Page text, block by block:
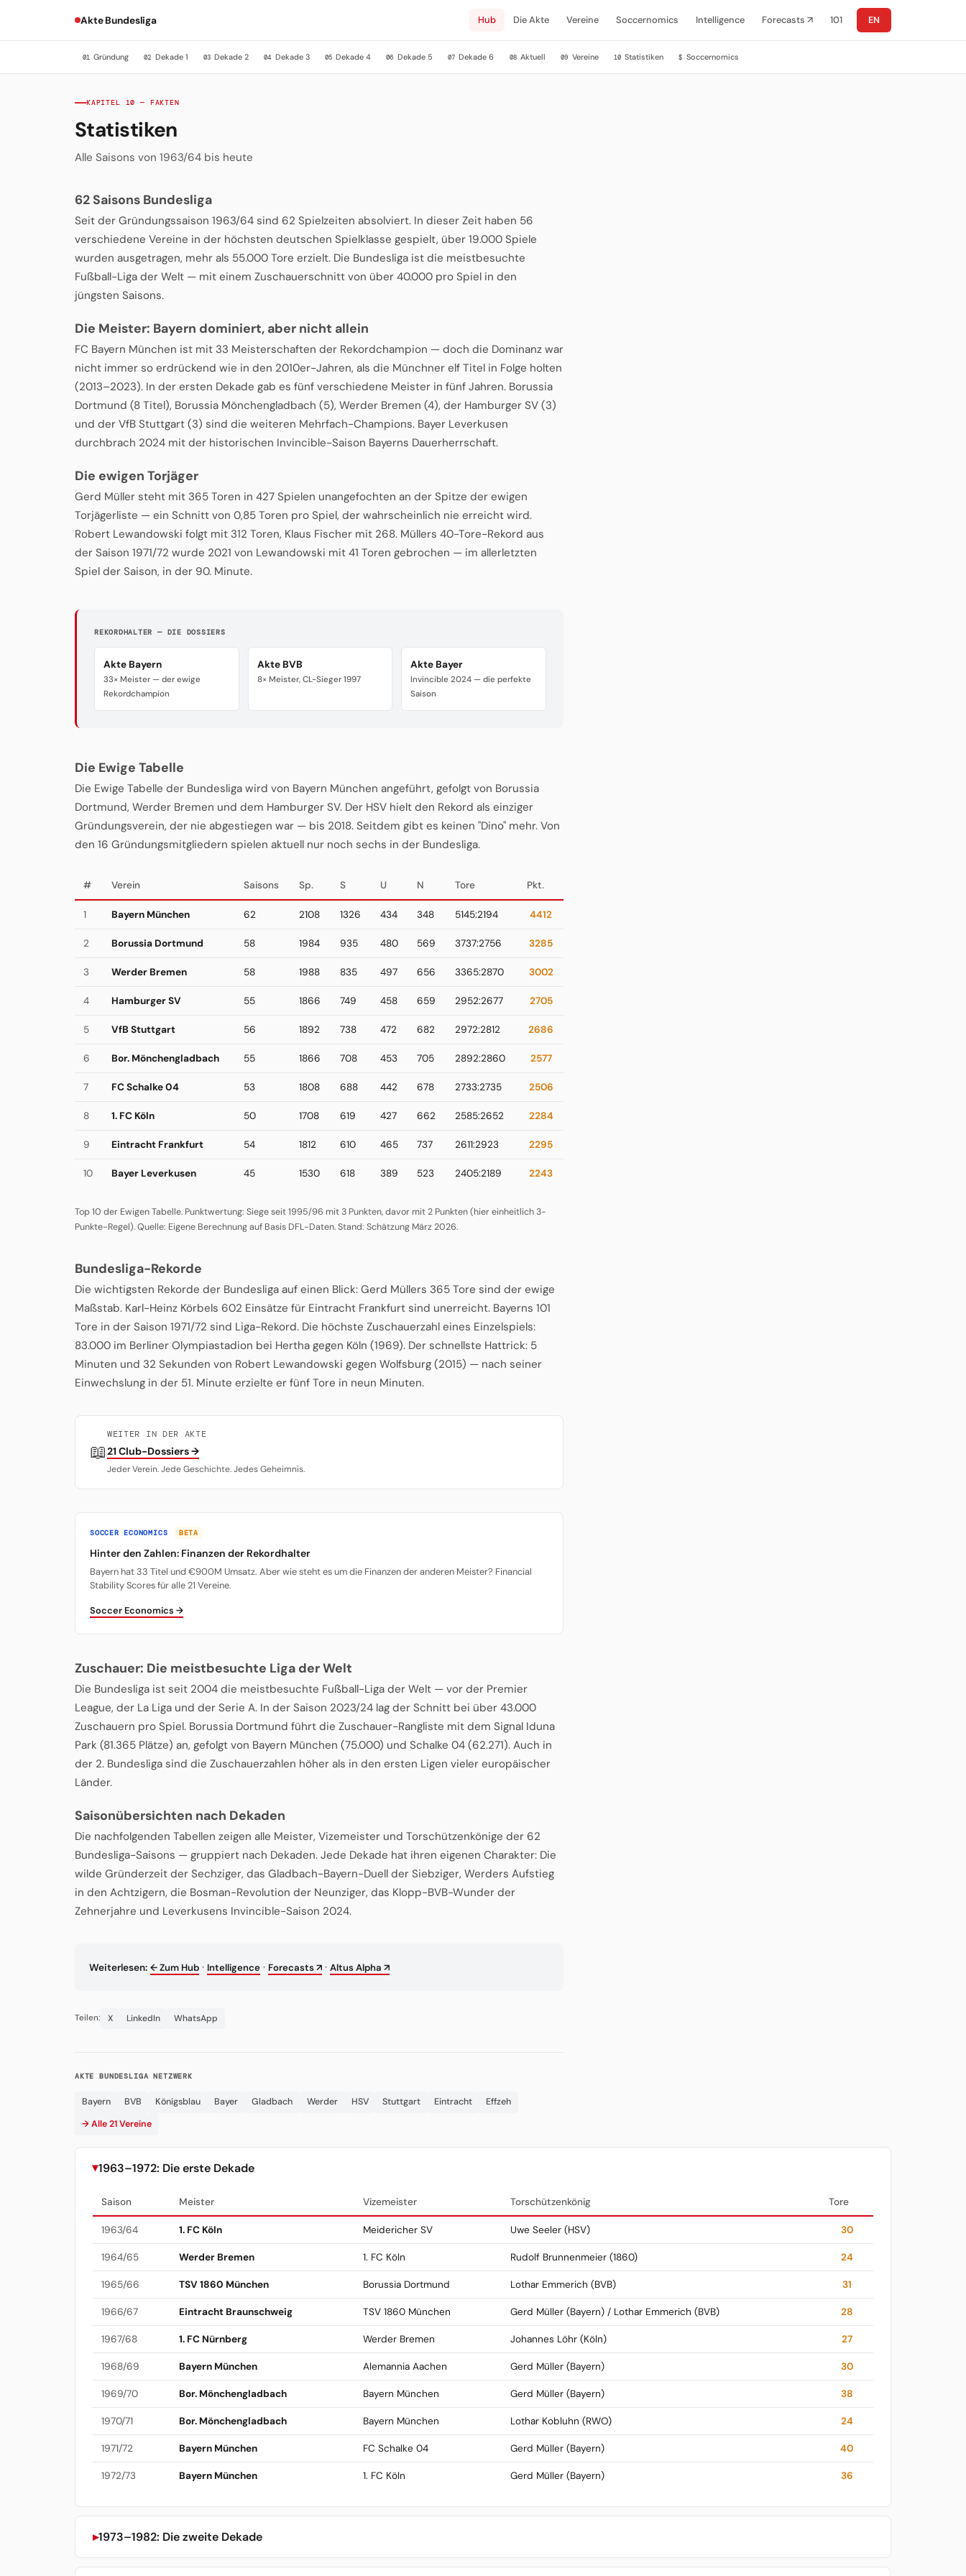
Akte Bundesliga Hub Die Akte Vereine Soccernomics Intelligence Forecasts ↗ 101 EN
01 Gründung 02 Dekade 1 03 Dekade 2 04 Dekade 3 05 Dekade 4 06 Dekade 5 07 Dekade 6 08 Aktuell 09 Vereine 10 Statistiken $ Soccernomics
KAPITEL 10 — FAKTEN
Statistiken
Alle Saisons von 1963/64 bis heute
62 Saisons Bundesliga
Seit der Gründungssaison 1963/64 sind 62 Spielzeiten absolviert. In dieser Zeit haben 56
verschiedene Vereine in der höchsten deutschen Spielklasse gespielt, über 19.000 Spiele
wurden ausgetragen, mehr als 55.000 Tore erzielt. Die Bundesliga ist die meistbesuchte
Fußball-Liga der Welt — mit einem Zuschauerschnitt von über 40.000 pro Spiel in den
jüngsten Saisons.
Die Meister: Bayern dominiert, aber nicht allein
FC Bayern München ist mit 33 Meisterschaften der Rekordchampion — doch die Dominanz war
nicht immer so erdrückend wie in den 2010er-Jahren, als die Münchner elf Titel in Folge holten
(2013–2023). In der ersten Dekade gab es fünf verschiedene Meister in fünf Jahren. Borussia
Dortmund (8 Titel), Borussia Mönchengladbach (5), Werder Bremen (4), der Hamburger SV (3)
und der VfB Stuttgart (3) sind die weiteren Mehrfach-Champions. Bayer Leverkusen
durchbrach 2024 mit der historischen Invincible-Saison Bayerns Dauerherrschaft.
Die ewigen Torjäger
Gerd Müller steht mit 365 Toren in 427 Spielen unangefochten an der Spitze der ewigen
Torjägerliste — ein Schnitt von 0,85 Toren pro Spiel, der wahrscheinlich nie erreicht wird.
Robert Lewandowski folgt mit 312 Toren, Klaus Fischer mit 268. Müllers 40-Tore-Rekord aus
der Saison 1971/72 wurde 2021 von Lewandowski mit 41 Toren gebrochen — im allerletzten
Spiel der Saison, in der 90. Minute.
REKORDHALTER — DIE DOSSIERS
Akte Bayern
33× Meister — der ewige
Rekordchampion
Akte BVB
8× Meister, CL-Sieger 1997
Akte Bayer
Invincible 2024 — die perfekte
Saison
Die Ewige Tabelle
Die Ewige Tabelle der Bundesliga wird von Bayern München angeführt, gefolgt von Borussia
Dortmund, Werder Bremen und dem Hamburger SV. Der HSV hielt den Rekord als einziger
Gründungsverein, der nie abgestiegen war — bis 2018. Seitdem gibt es keinen "Dino" mehr. Von
den 16 Gründungsmitgliedern spielen aktuell nur noch sechs in der Bundesliga.
# Verein Saisons Sp. S U N Tore Pkt.
1 Bayern München 62 2108 1326 434 348 5145:2194 4412
2 Borussia Dortmund 58 1984 935 480 569 3737:2756 3285
3 Werder Bremen 58 1988 835 497 656 3365:2870 3002
4 Hamburger SV 55 1866 749 458 659 2952:2677 2705
5 VfB Stuttgart 56 1892 738 472 682 2972:2812 2686
6 Bor. Mönchengladbach 55 1866 708 453 705 2892:2860 2577
7 FC Schalke 04 53 1808 688 442 678 2733:2735 2506
8 1. FC Köln 50 1708 619 427 662 2585:2652 2284
9 Eintracht Frankfurt 54 1812 610 465 737 2611:2923 2295
10 Bayer Leverkusen 45 1530 618 389 523 2405:2189 2243
Top 10 der Ewigen Tabelle. Punktwertung: Siege seit 1995/96 mit 3 Punkten, davor mit 2 Punkten (hier einheitlich 3-
Punkte-Regel). Quelle: Eigene Berechnung auf Basis DFL-Daten. Stand: Schätzung März 2026.
Bundesliga-Rekorde
Die wichtigsten Rekorde der Bundesliga auf einen Blick: Gerd Müllers 365 Tore sind der ewige
Maßstab. Karl-Heinz Körbels 602 Einsätze für Eintracht Frankfurt sind unerreicht. Bayerns 101
Tore in der Saison 1971/72 sind Liga-Rekord. Die höchste Zuschauerzahl eines Einzelspiels:
83.000 im Berliner Olympiastadion bei Hertha gegen Köln (1969). Der schnellste Hattrick: 5
Minuten und 32 Sekunden von Robert Lewandowski gegen Wolfsburg (2015) — nach seiner
Einwechslung in der 51. Minute erzielte er fünf Tore in neun Minuten.
📖
WEITER IN DER AKTE
21 Club-Dossiers →
Jeder Verein. Jede Geschichte. Jedes Geheimnis.
SOCCER ECONOMICS BETA
Hinter den Zahlen: Finanzen der Rekordhalter
Bayern hat 33 Titel und €900M Umsatz. Aber wie steht es um die Finanzen der anderen Meister? Financial
Stability Scores für alle 21 Vereine.
Soccer Economics →
Zuschauer: Die meistbesuchte Liga der Welt
Die Bundesliga ist seit 2004 die meistbesuchte Fußball-Liga der Welt — vor der Premier
League, der La Liga und der Serie A. In der Saison 2023/24 lag der Schnitt bei über 43.000
Zuschauern pro Spiel. Borussia Dortmund führt die Zuschauer-Rangliste mit dem Signal Iduna
Park (81.365 Plätze) an, gefolgt von Bayern München (75.000) und Schalke 04 (62.271). Auch in
der 2. Bundesliga sind die Zuschauerzahlen höher als in den ersten Ligen vieler europäischer
Länder.
Saisonübersichten nach Dekaden
Die nachfolgenden Tabellen zeigen alle Meister, Vizemeister und Torschützenkönige der 62
Bundesliga-Saisons — gruppiert nach Dekaden. Jede Dekade hat ihren eigenen Charakter: Die
wilde Gründerzeit der Sechziger, das Gladbach-Bayern-Duell der Siebziger, Werders Aufstieg
in den Achtzigern, die Bosman-Revolution der Neunziger, das Klopp-BVB-Wunder der
Zehnerjahre und Leverkusens Invincible-Saison 2024.
Weiterlesen: ← Zum Hub · Intelligence · Forecasts ↗ · Altus Alpha ↗
Teilen: X LinkedIn WhatsApp
AKTE BUNDESLIGA NETZWERK
Bayern BVB Königsblau Bayer Gladbach Werder HSV Stuttgart Eintracht
Effzeh
→ Alle 21 Vereine
1963–1972: Die erste Dekade
Saison Meister Vizemeister Torschützenkönig Tore
1963/64 1. FC Köln Meidericher SV Uwe Seeler (HSV) 30
1964/65 Werder Bremen 1. FC Köln Rudolf Brunnenmeier (1860) 24
1965/66 TSV 1860 München Borussia Dortmund Lothar Emmerich (BVB) 31
1966/67 Eintracht Braunschweig TSV 1860 München Gerd Müller (Bayern) / Lothar Emmerich (BVB) 28
1967/68 1. FC Nürnberg Werder Bremen Johannes Löhr (Köln) 27
1968/69 Bayern München Alemannia Aachen Gerd Müller (Bayern) 30
1969/70 Bor. Mönchengladbach Bayern München Gerd Müller (Bayern) 38
1970/71 Bor. Mönchengladbach Bayern München Lothar Kobluhn (RWO) 24
1971/72 Bayern München FC Schalke 04 Gerd Müller (Bayern) 40
1972/73 Bayern München 1. FC Köln Gerd Müller (Bayern) 36
1973–1982: Die zweite Dekade